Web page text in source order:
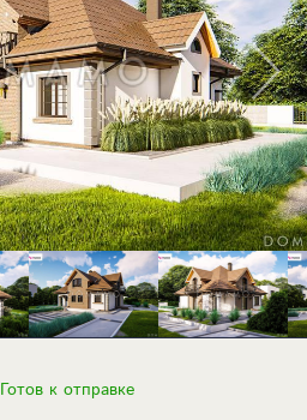
Готов к отправке